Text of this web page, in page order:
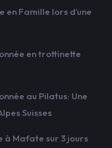
Famille lors d’une
en trottinette
au Pilatus: Une
Suisses
à Mafate sur 3 jours